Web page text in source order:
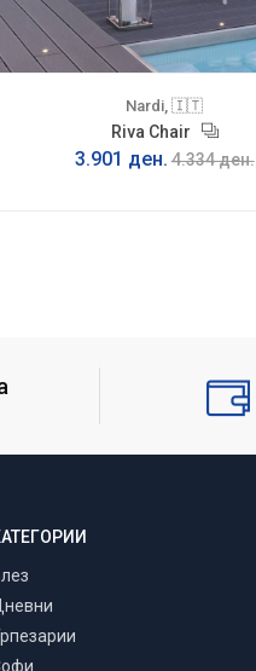
Nardi, 🇮🇹
Riva Chair
3.901 ден. 4.334 ден.